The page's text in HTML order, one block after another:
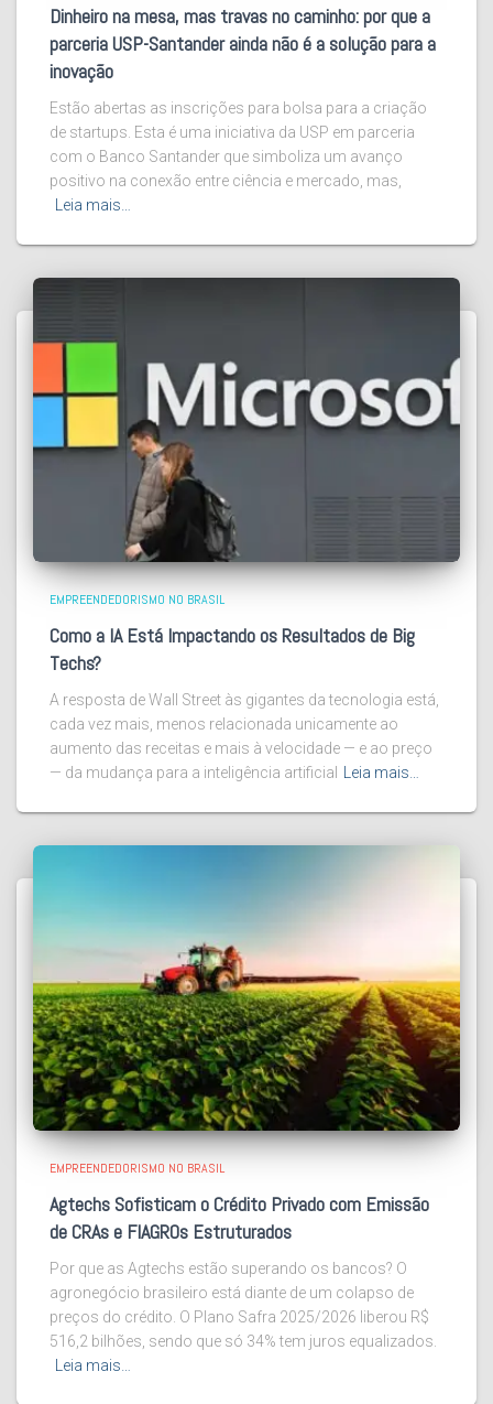
Dinheiro na mesa, mas travas no caminho: por que a
parceria USP-Santander ainda não é a solução para a
inovação
Estão abertas as inscrições para bolsa para a criação
de startups. Esta é uma iniciativa da USP em parceria
com o Banco Santander que simboliza um avanço
positivo na conexão entre ciência e mercado, mas,
Leia mais…
EMPREENDEDORISMO NO BRASIL
Como a IA Está Impactando os Resultados de Big
Techs?
A resposta de Wall Street às gigantes da tecnologia está,
cada vez mais, menos relacionada unicamente ao
aumento das receitas e mais à velocidade — e ao preço
— da mudança para a inteligência artificial
Leia mais…
EMPREENDEDORISMO NO BRASIL
Agtechs Sofisticam o Crédito Privado com Emissão
de CRAs e FIAGROs Estruturados
Por que as Agtechs estão superando os bancos? O
agronegócio brasileiro está diante de um colapso de
preços do crédito. O Plano Safra 2025/2026 liberou R$
516,2 bilhões, sendo que só 34% tem juros equalizados.
Leia mais…